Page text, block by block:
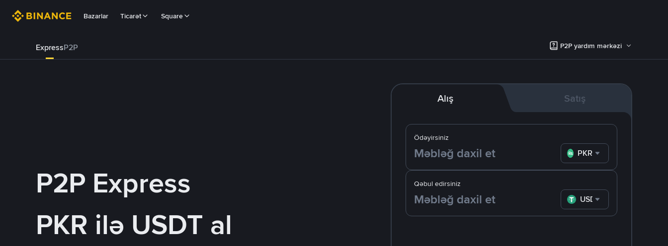
Bazarlar Ticarət Square
ExpressP2P P2P yardım mərkəzi
P2P Express
PKR ilə USDT al
Alış Satış
Ödəyirsiniz
PKR
Qəbul edirsiniz
USDT